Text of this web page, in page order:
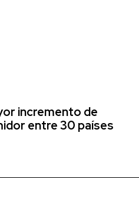
incremento de
entre 30 países